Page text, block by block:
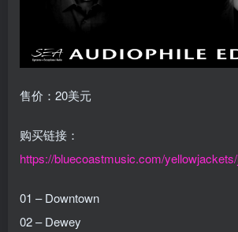
售价：20美元
购买链接：
https://bluecoastmusic.com/
01 – Downtown
02 – Dewey